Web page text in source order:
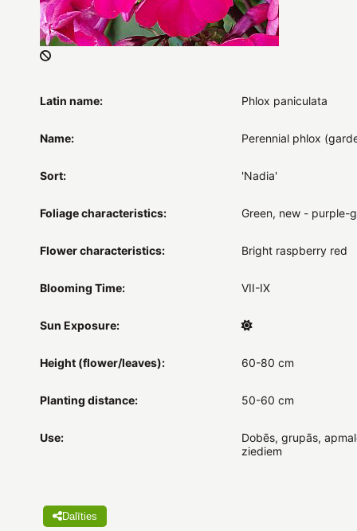
Latin name: Phlox paniculata
Name: Perennial phlox
Sort: 'Nadia'
Foliage characteristics: Green, new - purple-
Flower characteristics: Bright raspberry red
Blooming Time: VII-IX
Sun Exposure:
Height (flower/leaves): 60-80 cm
Planting distance: 50-60 cm
Use:
Dobēs, grupās,
ziediem
Dalīties